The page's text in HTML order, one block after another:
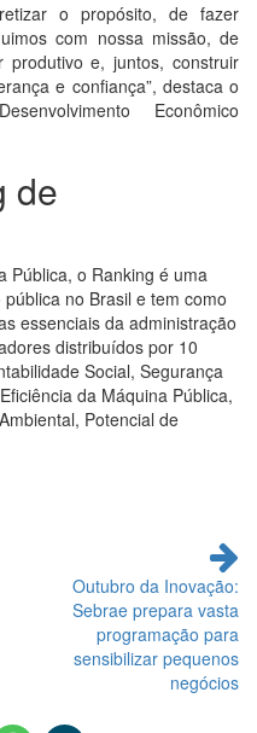
o propósito, de fazer
com nossa missão, de
e, juntos, construir
e confiança”, destaca o
Econômico
de
Pública, o Ranking é uma
no Brasil e tem como
essenciais da administração
distribuídos por 10
Social, Segurança
da Máquina Pública,
Potencial de
Outubro da Inovação:
Sebrae prepara vasta
programação para
sensibilizar pequenos
negócios